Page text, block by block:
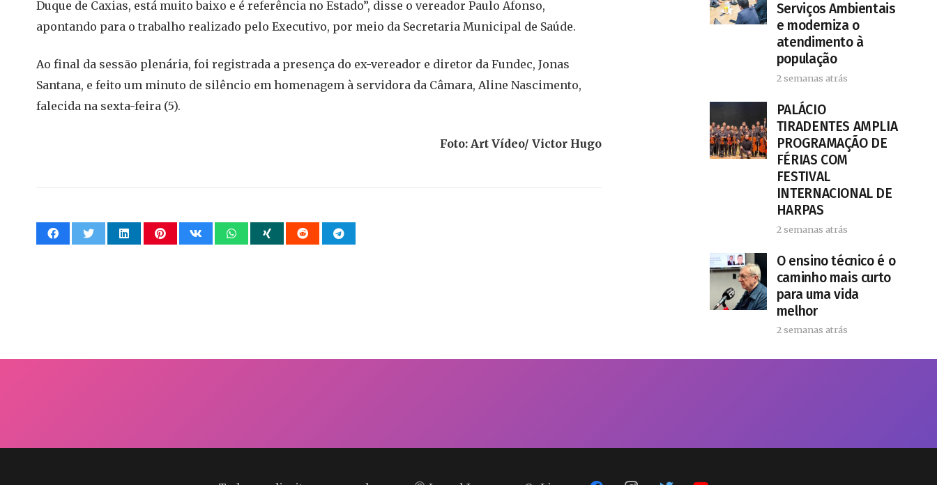
Duque de Caxias, está muito baixo e é referência no Estado”, disse o vereador Paulo Afonso,
apontando para o trabalho realizado pelo Executivo, por meio da Secretaria Municipal de Saúde.
Ao final da sessão plenária, foi registrada a presença do ex-vereador e diretor da Fundec, Jonas
Santana, e feito um minuto de silêncio em homenagem à servidora da Câmara, Aline Nascimento,
falecida na sexta-feira (5).
Foto: Art Vídeo/ Victor Hugo
Serviços Ambientais
e moderniza o
atendimento à
população
2 semanas atrás
PALÁCIO
TIRADENTES AMPLIA
PROGRAMAÇÃO DE
FÉRIAS COM
FESTIVAL
INTERNACIONAL DE
HARPAS
2 semanas atrás
O ensino técnico é o
caminho mais curto
para uma vida
melhor
2 semanas atrás